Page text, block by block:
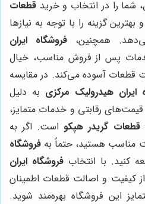
را در انتخاب و خرید قطعات
گزینه را با توجه به نیازها
همچنین، فروشگاه ایران
پس از فروش مناسب، خیال
قطعات آسوده می‌کند. در مقایسه
ایران هیدرولیک مرکزی به دلیل
رقابتی و خدمات متمایز،
قطعات گریدر هپکو است. اگر به
مناسب هستید، حتماً به فروشگاه
کنید. با انتخاب فروشگاه ایران
کیفیت و اصالت قطعات اطمینان
این فروشگاه بهره‌مند شوید.